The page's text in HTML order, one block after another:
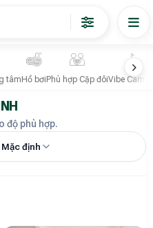
tâm Hồ bơi Phù hợp Cặp đôiVibe
độ phù hợp.
Mặc định